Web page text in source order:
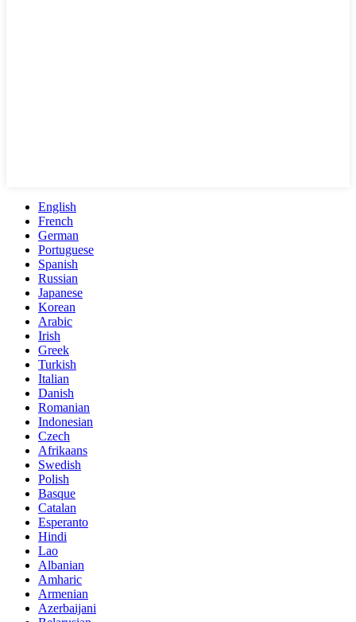
English
French
German
Portuguese
Spanish
Russian
Japanese
Korean
Arabic
Irish
Greek
Turkish
Italian
Danish
Romanian
Indonesian
Czech
Afrikaans
Swedish
Polish
Basque
Catalan
Esperanto
Hindi
Lao
Albanian
Amharic
Armenian
Azerbaijani